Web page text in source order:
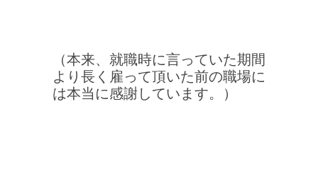
（本来、就職時に言っていた期間
より長く雇って頂いた前の職場に
は本当に感謝しています。）